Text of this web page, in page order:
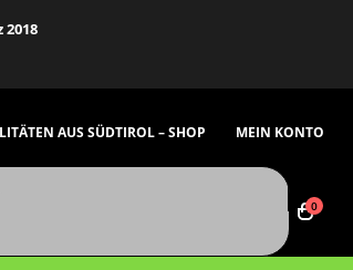
2018
AUS SÜDTIROL – SHOP MEIN KONTO
0